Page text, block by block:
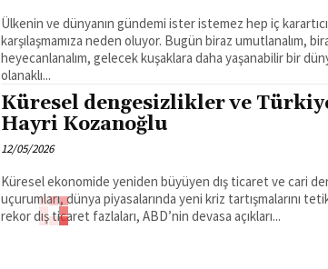
Ülkenin ve dünyanın gündemi ister istemez hep iç
karşılaşmamıza neden oluyor. Bugün biraz umutlanalım,
heyecanlanalım, gelecek kuşaklara daha yaşanabilir bir
olanaklı...
Küresel dengesizlikler ve
Hayri Kozanoğlu
12/05/2026
Küresel ekonomide yeniden büyüyen dış ticaret ve cari
uçurumları, dünya piyasalarında yeni kriz tartışmalarını
rekor dış ticaret fazlaları, ABD’nin devasa açıkları...